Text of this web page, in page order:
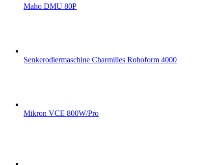
Maho DMU 80P
Senkerodiermaschine Charmilles Roboform 4000
Mikron VCE 800W/Pro